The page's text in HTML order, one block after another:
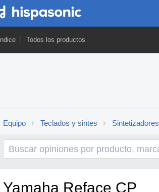
Índice Todos los productos
Equipo Teclados y sintes Sintetizadores
Yamaha Reface CP